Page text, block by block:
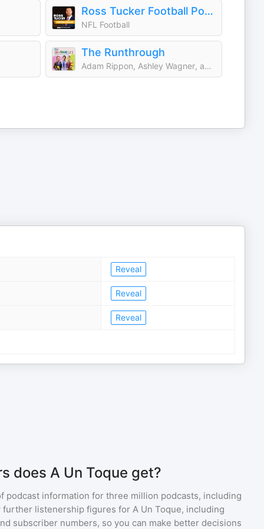
Ross Tucker Football Podcast: Daily NFL Podcast
NFL Football
The Runthrough
Adam Rippon, Ashley Wagner, and Sarah Hughes
Reveal
Reveal
Reveal
does A Un Toque get?
podcast information for three million podcasts, including
further listenership figures for A Un Toque, including
subscriber numbers, so you can make better decisions